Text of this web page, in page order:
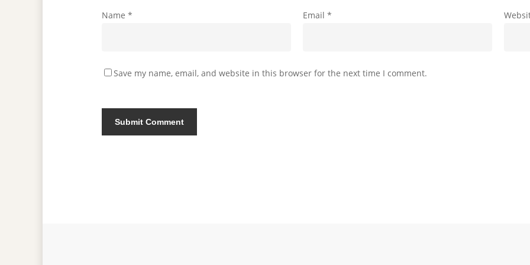
Name * Email *
Save my name, email, and website in this browser for the next time I comment.